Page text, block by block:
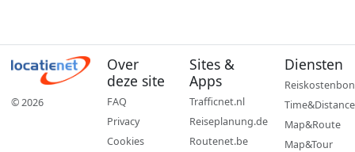
© 2026
Over
deze site
FAQ
Privacy
Cookies
Sites &
Apps
Trafficnet.nl
Reiseplanung.de
Routenet.be
Diensten
Reiskostenbon
Time&Distance
Map&Route
Map&Tour